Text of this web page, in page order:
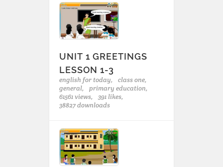
UNIT 1 GREETINGS
LESSON 1-3
english for today,
class one,
general,
primary education,
61561 views,
391 likes,
38827 downloads